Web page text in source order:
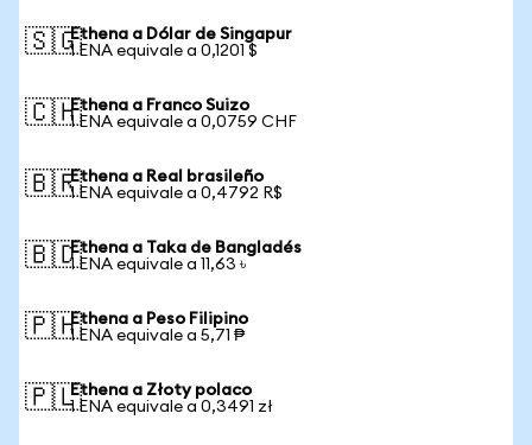
🇸🇬Ethena a Dólar de Singapur
1 ENA equivale a 0,1201 $
🇨🇭Ethena a Franco Suizo
1 ENA equivale a 0,0759 CHF
🇧🇷Ethena a Real brasileño
1 ENA equivale a 0,4792 R$
🇧🇩Ethena a Taka de Bangladés
1 ENA equivale a 11,63 ৳
🇵🇭Ethena a Peso Filipino
1 ENA equivale a 5,71 ₱
🇵🇱Ethena a Złoty polaco
1 ENA equivale a 0,3491 zł